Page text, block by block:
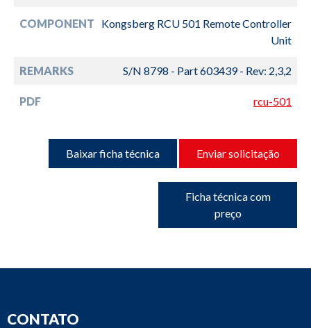
COMPONENT
Kongsberg RCU 501 Remote Controller
Unit
REMARKS S/N 8798 - Part 603439 - Rev: 2,3,2
PDF rcu-501
Baixar ficha técnica Enviar solicitação
Ficha técnica com
preço
CONTATO